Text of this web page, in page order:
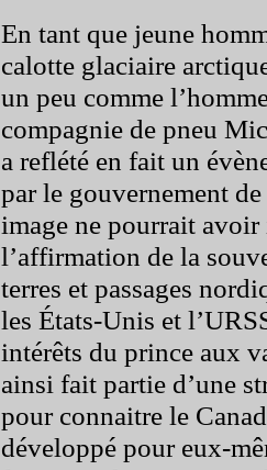
En tant que jeune
calotte glaciaire
un peu comme
compagnie de pneu
a reflété en fait un
par le gouvernement
image ne pourrait
l’affirmation de la
terres et passages
les États-Unis et
intérêts du prince aux
ainsi fait partie d’une
pour connaitre le
développé pour eux-